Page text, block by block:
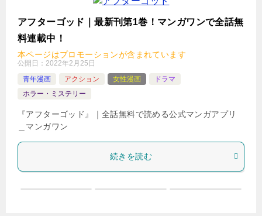
アフターゴッド｜最新刊第1巻！マンガワンで全話無
料連載中！
本ページはプロモーションが含まれています
公開日： 2022年2月25日
青年漫画
アクション 女性漫画
ドラマ
ホラー・ミステリー
『アフターゴッド』｜全話無料で読める公式マンガアプリ
＿マンガワン
続きを読む